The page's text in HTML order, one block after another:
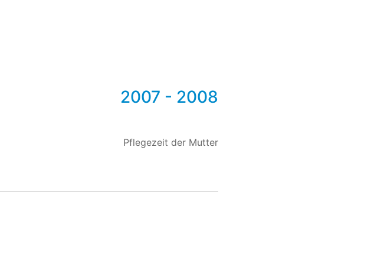
2007 - 2008
Pflegezeit der Mutter